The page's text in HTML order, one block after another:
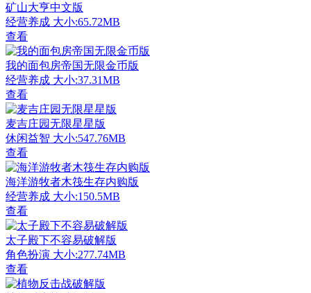
矿山大亨中文版
经营养成 大小:65.72MB
查看
我的面包房帝国无限金币版
经营养成 大小:37.31MB
查看
麦吉庄园无限星星版
休闲益智 大小:547.76MB
查看
海洋游牧者木筏生存内购版
经营养成 大小:150.5MB
查看
太子殿下不容易破解版
角色扮演 大小:277.74MB
查看